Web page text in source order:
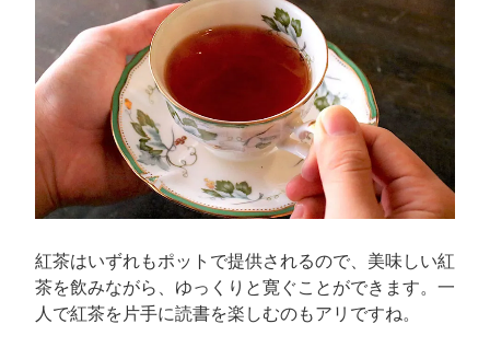
紅茶はいずれもポットで提供されるので、美味しい紅
茶を飲みながら、ゆっくりと寛ぐことができます。一
人で紅茶を片手に読書を楽しむのもアリですね。